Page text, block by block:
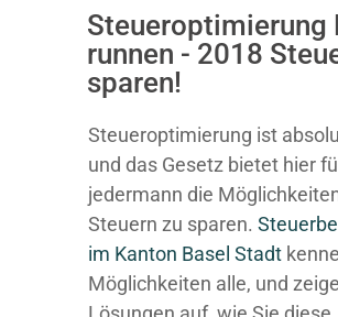
Steueroptimierung
runnen - 2018
sparen!
Steueroptimierung ist
und das Gesetz bietet hier
jedermann die
Steuern zu sparen.
im K anton Basel Stadt
Möglichkeiten alle, und